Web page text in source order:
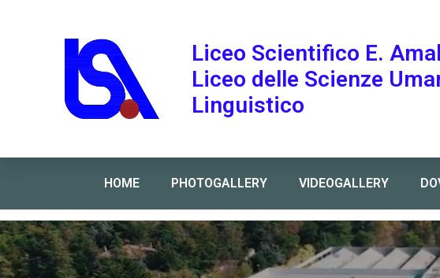
Liceo Scientifico E.
Liceo delle Scienze
Linguistico
HOME PHOTOGALLERY VIDEOGALLERY
Home»Nuove modalità di formazione e assunzione USB